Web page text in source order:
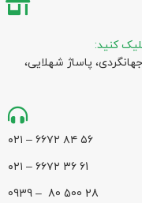
کنید:
پاساژ شهلایی،
۵۶ ۸۴ ۶۶۷۲ – ۰۲۱
61 36 ۶۶۷۲ – ۰۲۱
28 500 80 – 0939